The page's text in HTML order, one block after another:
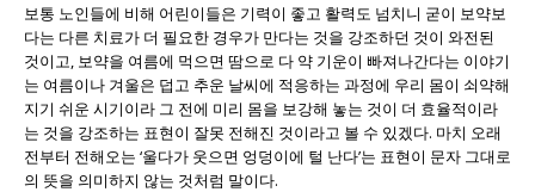
보통 노인들에 비해 어린이들은 기력이 좋고 활력도 넘치니 굳이 보약보
다는 다른 치료가 더 필요한 경우가 만다는 것을 강조하던 것이 와전된
것이고, 보약을 여름에 먹으면 땀으로 다 약 기운이 빠져나간다는 이야기
는 여름이나 겨울은 덥고 추운 날씨에 적응하는 과정에 우리 몸이 쇠약해
지기 쉬운 시기이라 그 전에 미리 몸을 보강해 놓는 것이 더 효율적이라
는 것을 강조하는 표현이 잘못 전해진 것이라고 볼 수 있겠다. 마치 오래
전부터 전해오는 ‘울다가 웃으면 엉덩이에 털 난다’는 표현이 문자 그대로
의 뜻을 의미하지 않는 것처럼 말이다.